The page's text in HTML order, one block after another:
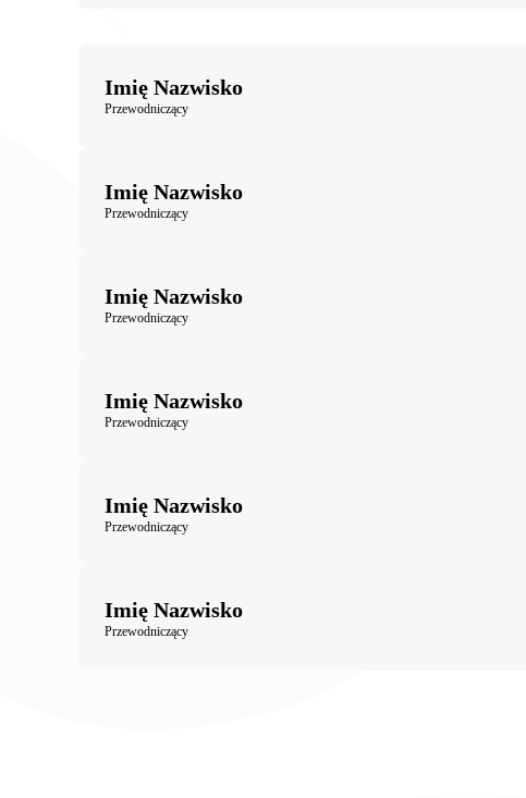
Imię Nazwisko
Przewodniczący
Imię Nazwisko
Przewodniczący
Imię Nazwisko
Przewodniczący
Imię Nazwisko
Przewodniczący
Imię Nazwisko
Przewodniczący
Imię Nazwisko
Przewodniczący